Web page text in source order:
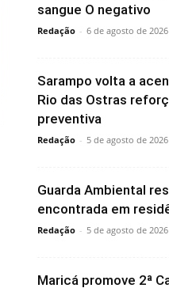
sangue O negativo
Redação - 6 de agosto de 2026
Sarampo volta a
Rio das Ostras
preventiva
Redação - 5 de agosto de 2026
Guarda Ambiental
encontrada em
Redação - 5 de agosto de 2026
Maricá promove 2ª